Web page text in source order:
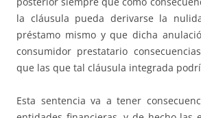
la cláusula pueda derivarse la
préstamo mismo y que dicha
consumidor prestatario
que las que tal cláusula integrada
Esta sentencia va a tener